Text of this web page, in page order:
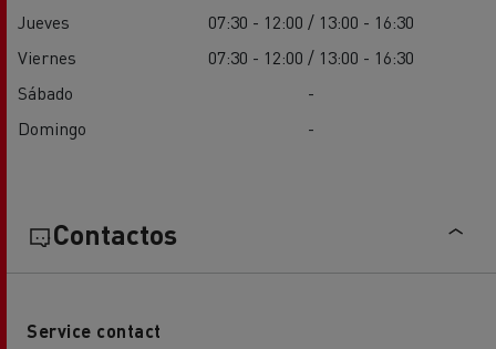
Jueves
07:30 - 12:00 / 13:00 - 16:30
Viernes
07:30 - 12:00 / 13:00 - 16:30
Sábado
-
Domingo
-
Contactos
Service contact